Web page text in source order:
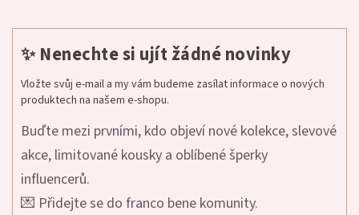
✨ Nenechte si ujít žádné novinky
Vložte svůj e-mail a my vám budeme zasílat informace o nových
produktech na našem e-shopu.
Buďte mezi prvními, kdo objeví nové kolekce, slevové
akce, limitované kousky a oblíbené šperky
influencerů.
💌 Přidejte se do franco bene komunity.